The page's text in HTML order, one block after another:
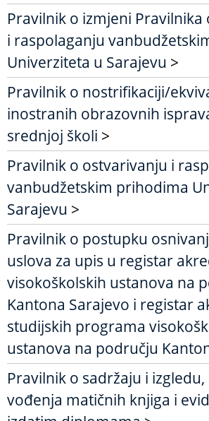
Pravilnik o izmjeni Pravilnika
i raspolaganju
Univerziteta u Sarajevu >
Pravilnik o nostrifikaciji/
inostranih obrazovnih
srednjoj školi >
Pravilnik o ostvarivanju i
vanbudžetskim prihodima
Sarajevu >
Pravilnik o postupku
uslova za upis u registar
visokoškolskih ustanova na
Kantona Sarajevo i registar
studijskih programa
ustanova na području
Pravilnik o sadržaju i izgledu,
vođenja matičnih knjiga i